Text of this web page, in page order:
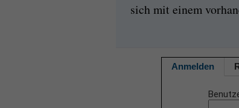
sich mit einem
Anmelden